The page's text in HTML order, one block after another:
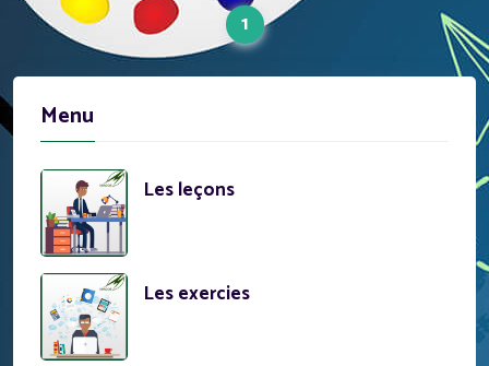
1
Menu
Les leçons
Les exercies